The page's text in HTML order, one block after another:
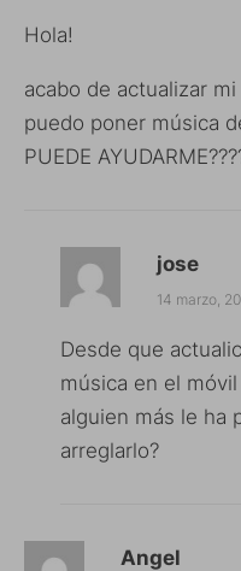
Hola!
acabo de actualizar
puedo poner música
PUEDE
jose
14 marzo,
Desde que
música en el
alguien más le ha
arreglarlo?
Angel